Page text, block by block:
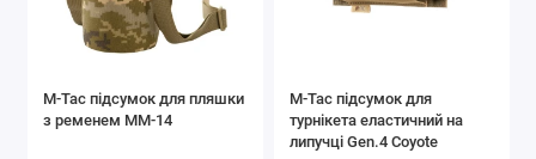
M-Tac підсумок для пляшки
з ременем ММ-14
M-Tac підсумок для
турнікета еластичний на
липучці Gen.4 Coyote